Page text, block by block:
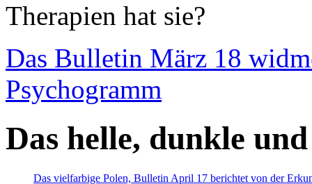
Therapien hat sie?
Das Bulletin März 18
Psychogramm
Das helle, dunkle
Das vielfarbige Polen, Bulletin April 17 berichtet von der